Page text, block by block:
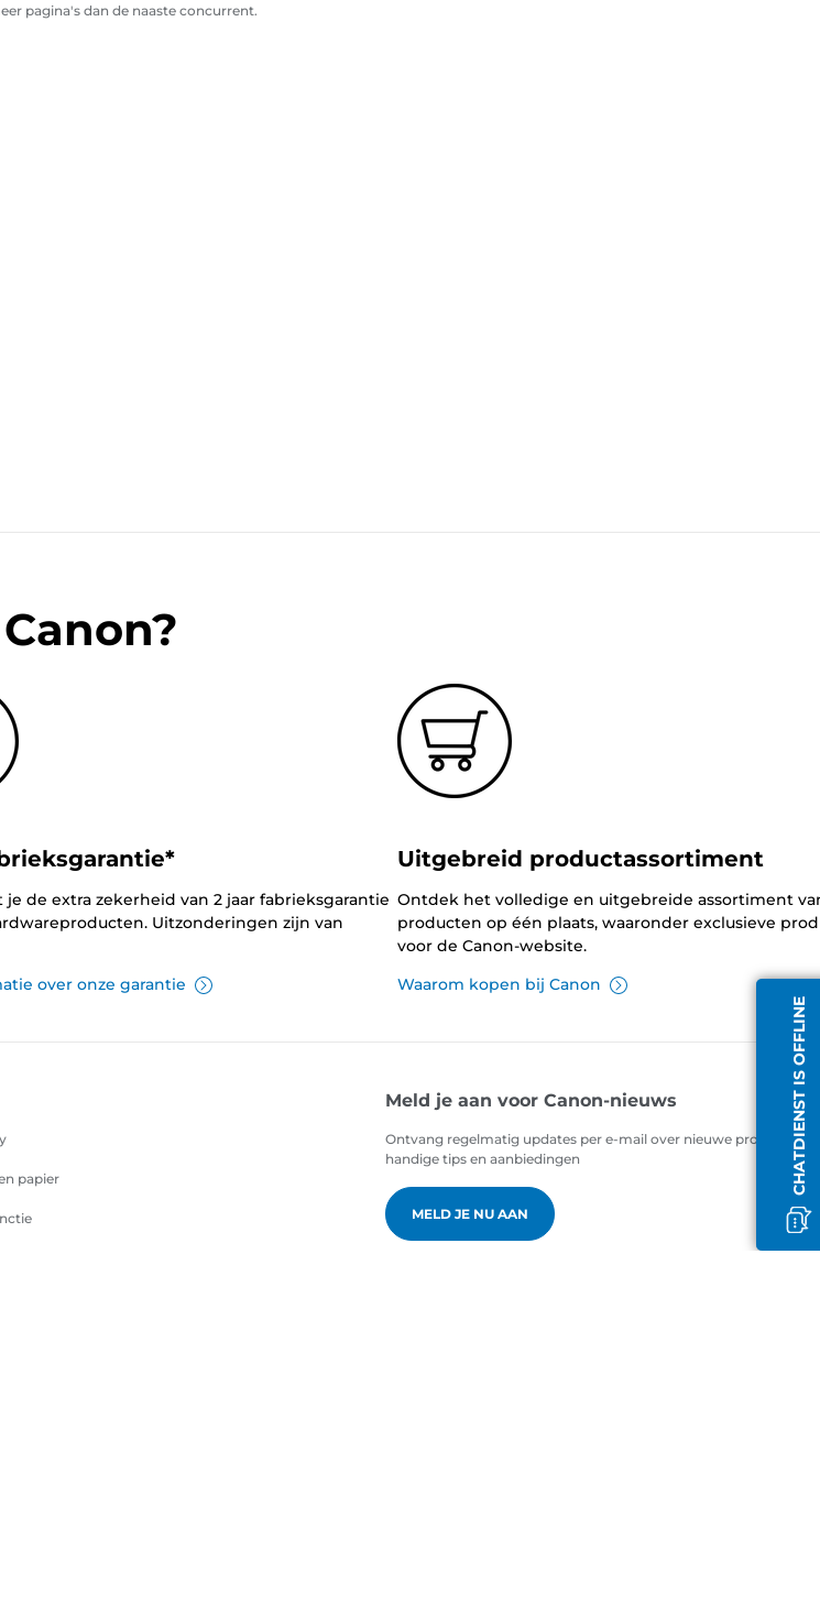
pagina's dan de naaste concurrent.
CHATDIENST IS OFFLINE
je de extra zekerheid van 2 jaar fabrieksgarantie
Uitzonderingen zijn van
over onze garantie
Uitgebreid productassortiment
Ontdek het volledige en uitgebreide assortiment
producten op één plaats, waaronder exclusieve
voor de Canon-website.
Waarom kopen bij Canon
papier
Meld je aan voor Canon-nieuws
Ontvang regelmatig updates per e-mail over nieuwe producten,
handige tips en aanbiedingen
MELD JE NU AAN